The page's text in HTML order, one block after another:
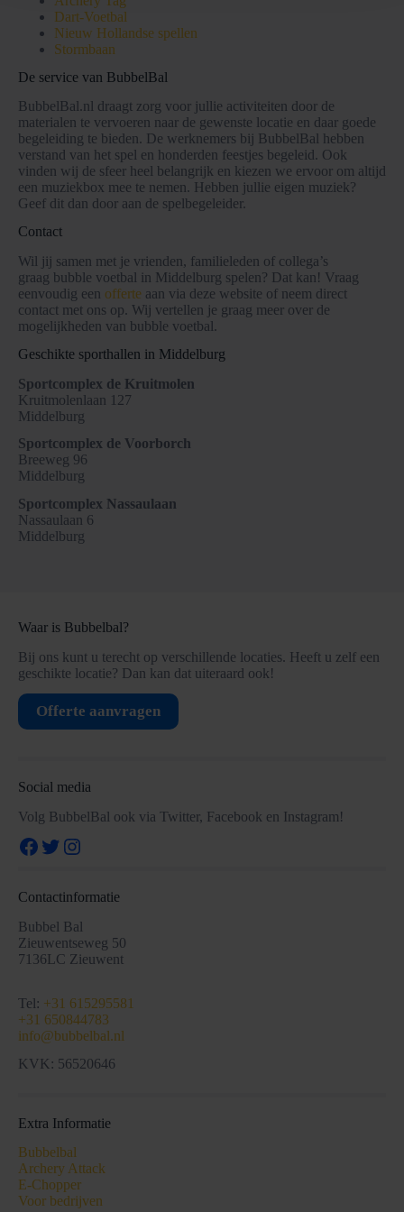
Dart-Voetbal
Nieuw Hollandse spellen
Stormbaan
De service van BubbelBal
BubbelBal.nl draagt zorg voor jullie activiteiten door de
materialen te vervoeren naar de gewenste locatie en daar goede
begeleiding te bieden. De werknemers bij BubbelBal hebben
verstand van het spel en honderden feestjes begeleid. Ook
vinden wij de sfeer heel belangrijk en kiezen we ervoor om altijd
een muziekbox mee te nemen. Hebben jullie eigen muziek?
Geef dit dan door aan de spelbegeleider.
Contact
Wil jij samen met je vrienden, familieleden of collega’s
graag bubble voetbal in Middelburg spelen? Dat kan! Vraag
eenvoudig een offerte aan via deze website of neem direct
contact met ons op. Wij vertellen je graag meer over de
mogelijkheden van bubble voetbal.
Geschikte sporthallen in Middelburg
Sportcomplex de Kruitmolen
Kruitmolenlaan 127
Middelburg
Sportcomplex de Voorborch
Breeweg 96
Middelburg
Sportcomplex Nassaulaan
Nassaulaan 6
Middelburg
Waar is Bubbelbal?
Bij ons kunt u terecht op verschillende locaties. Heeft u zelf een
geschikte locatie? Dan kan dat uiteraard ook!
Offerte aanvragen
Social media
Volg BubbelBal ook via Twitter, Facebook en Instagram!
Facebook
Twitter
Instagram
Contactinformatie
Bubbel Bal
Zieuwentseweg 50
7136LC Zieuwent
Tel: +31 615295581
+31 650844783
info@bubbelbal.nl
KVK: 56520646
Extra Informatie
Bubbelbal
Archery Attack
E-Chopper
Voor bedrijven